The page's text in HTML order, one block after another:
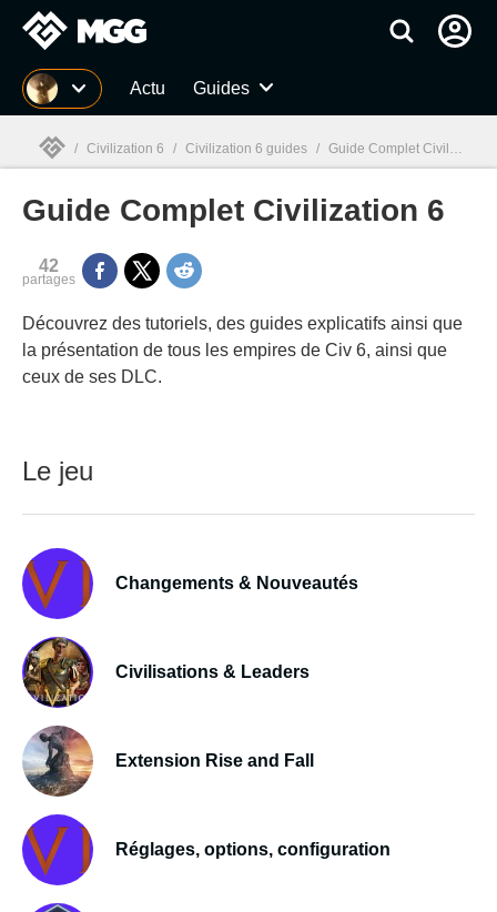
MGG Actu Guides
MGG
/ Civilization 6 / Civilization 6 guides / Guide Complet Civilization 6
Guide Complet Civilization 6
42
partages
Découvrez des tutoriels, des guides explicatifs ainsi que
la présentation de tous les empires de Civ 6, ainsi que
ceux de ses DLC.
Le jeu
Changements & Nouveautés
Civilisations & Leaders
Extension Rise and Fall
Réglages, options, configuration